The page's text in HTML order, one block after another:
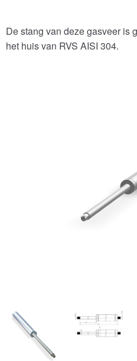
De stang van deze gasveer is
het huis van RVS AISI 304.